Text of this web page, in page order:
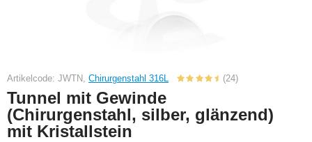
Artikelcode: JWTN, Chirurgenstahl 316L (24)
Tunnel mit Gewinde
(Chirurgenstahl, silber, glänzend)
mit Kristallstein